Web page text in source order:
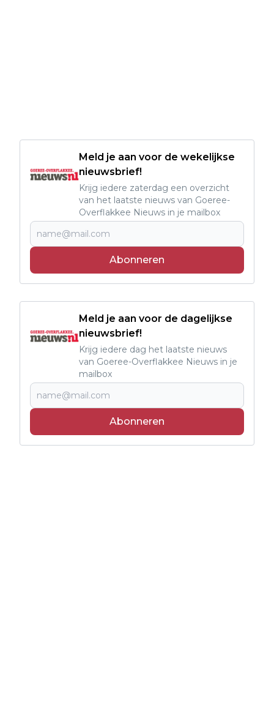
Meld je aan voor de wekelijkse
nieuwsbrief!
Krijg iedere zaterdag een overzicht
van het laatste nieuws van Goeree-
Overflakkee Nieuws in je mailbox
Abonneren
Meld je aan voor de dagelijkse
nieuwsbrief!
Krijg iedere dag het laatste nieuws
van Goeree-Overflakkee Nieuws in je
mailbox
Abonneren